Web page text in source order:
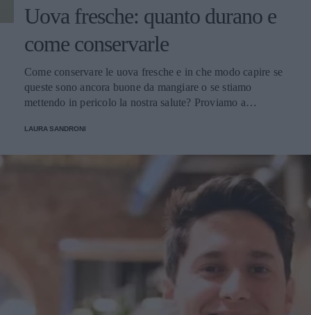
Uova fresche: quanto durano e
come conservarle
Come conservare le uova fresche e in che modo capire se
queste sono ancora buone da mangiare o se stiamo
mettendo in pericolo la nostra salute? Proviamo a
LAURA SANDRONI